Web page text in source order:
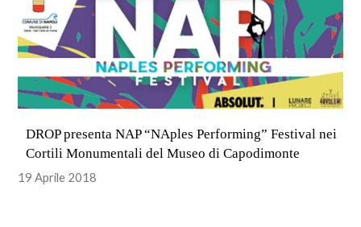
DROP presenta NAP “NAples Performing” Festival nei
Cortili Monumentali del Museo di Capodimonte
19 Aprile 2018